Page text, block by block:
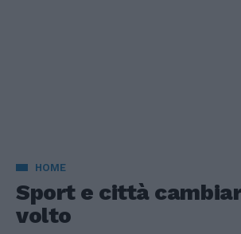
HOME
Sport e città
volto